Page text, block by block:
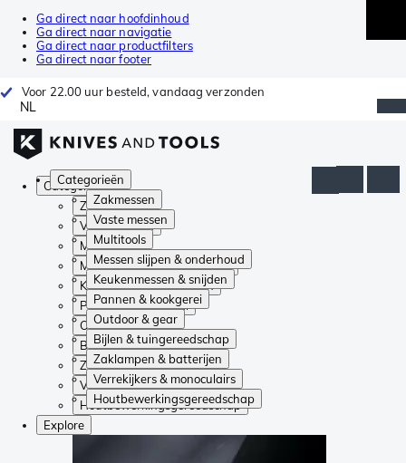
Ga direct naar hoofdinhoud
Ga direct naar navigatie
Ga direct naar productfilters
Ga direct naar footer
Voor 22.00 uur besteld, vandaag verzonden
NL
Categorieën
Zakmessen
Vaste messen
Multitools
Messen slijpen & onderhoud
Keukenmessen & snijden
Pannen & kookgerei
Outdoor & gear
Bijlen & tuingereedschap
Zaklampen & batterijen
Verrekijkers & monoculairs
Houtbewerkingsgereedschap
Categorieën
Zakmessen
Vaste messen
Multitools
Messen slijpen & onderhoud
Keukenmessen & snijden
Pannen & kookgerei
Outdoor & gear
Bijlen & tuingereedschap
Zaklampen & batterijen
Verrekijkers & monoculairs
Houtbewerkingsgereedschap
Explore